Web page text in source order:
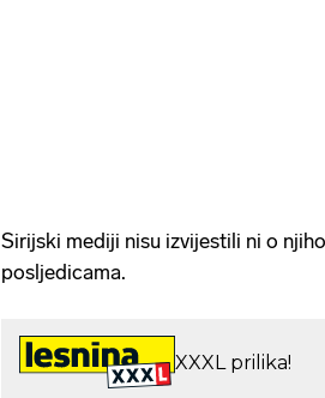
Sirijski mediji nisu izvijestili ni o
posljedicama.